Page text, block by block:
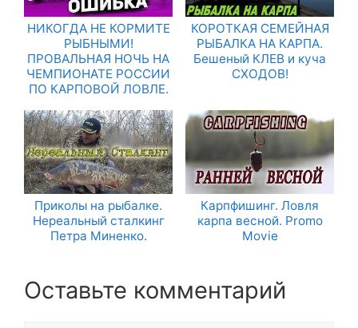
НИКОГДА НЕ КОРМИТЕ
РЫБНЫМИ!
ПРОВАЛЬНАЯ НОЧЬ НА
ЧЕМПИОНАТЕ РОССИИ
ПО КАРПОВОЙ ЛОВЛЕ.
КОРОТКАЯ СЕМЕЙНАЯ
РЫБАЛКА НА КАРПА.
Бешеный КЛЕВ и куча
СХОДОВ!
Приколы на рыбалке.
Нереальный сталкинг
Петра Миненко.
Карпфишинг. Ловля
карпа весной. Promo
Movie
Оставьте комментарий